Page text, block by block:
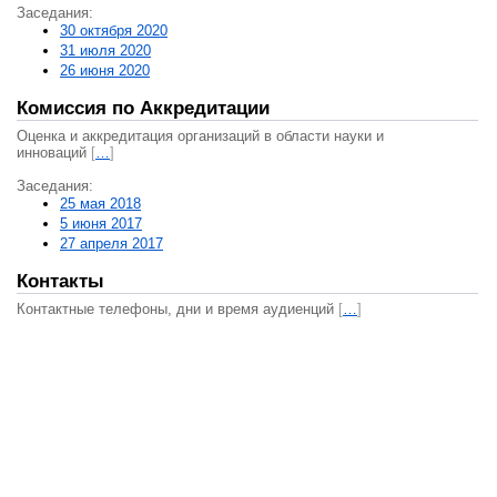
Заседания:
30 октября 2020
31 июля 2020
26 июня 2020
Комиссия по Аккредитации
Оценка и аккредитация организаций в области науки и
инноваций […]
Заседания:
25 мая 2018
5 июня 2017
27 апреля 2017
Контакты
Контактные телефоны, дни и время аудиенций […]